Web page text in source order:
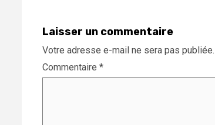
Laisser un commentaire
Votre adresse e-mail ne sera pas publiée.
Commentaire *